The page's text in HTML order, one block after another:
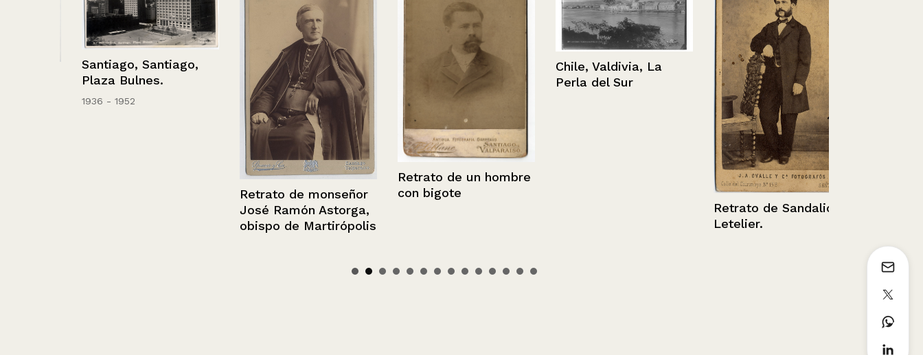
Santiago, Santiago,
Plaza Bulnes.
1936 - 1952
Retrato de monseñor
José Ramón Astorga,
obispo de Martirópolis
Retrato de un hombre
con bigote
Chile, Valdivia, La
Perla del Sur
Retrato de Sandalio
Letelier.